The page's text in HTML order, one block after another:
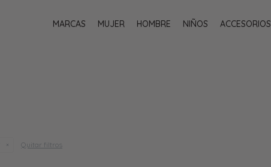
MARCAS MUJER HOMBRE NIÑOS ACCESORIOS
Quitar filtros